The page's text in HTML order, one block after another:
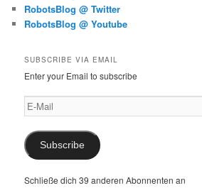
RobotsBlog @ Twitter
RobotsBlog @ Youtube
SUBSCRIBE VIA EMAIL
Enter your Email to subscribe
E-
Mail
Subscribe
Schließe dich 39 anderen Abonnenten an